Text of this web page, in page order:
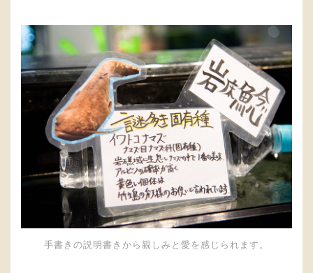
手書きの説明書きから親しみと愛を感じられます。